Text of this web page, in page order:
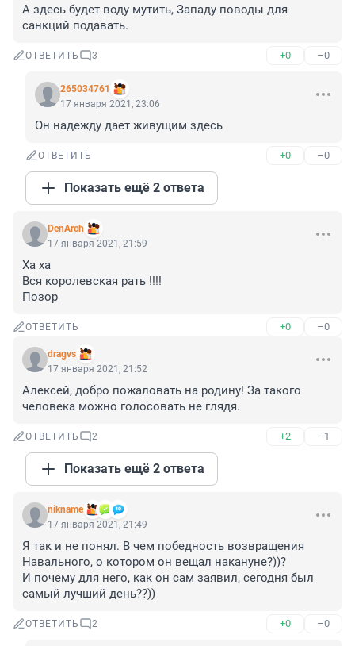
А здесь будет воду мутить, Западу поводы для
санкций подавать.
ОТВЕТИТЬ 3 +0 –0
265034761
17 января 2021, 23:06
Он надежду дает живущим здесь
ОТВЕТИТЬ +0 –0
Показать ещё 2 ответа
DenArch
17 января 2021, 21:59
Ха ха
Вся королевская рать !!!!
Позор
ОТВЕТИТЬ +0 –0
dragvs
17 января 2021, 21:52
Алексей, добро пожаловать на родину! За такого
человека можно голосовать не глядя.
ОТВЕТИТЬ 2 +2 –1
Показать ещё 2 ответа
nikname
17 января 2021, 21:49
Я так и не понял. В чем победность возвращения
Навального, о котором он вещал накануне?))?
И почему для него, как он сам заявил, сегодня был
самый лучший день??))
ОТВЕТИТЬ 2 +0 –0